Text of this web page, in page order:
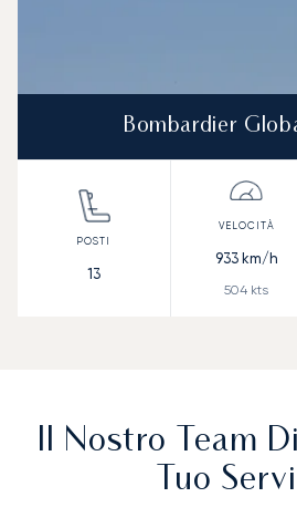
Bombardier
13
933km/h
504 kts
Il Nostro Team
Tuo